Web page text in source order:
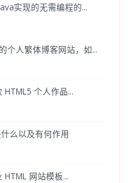
实现的无需编程的...
个人繁体博客网站，如...
个人作品...
么以及有何作用
HTML 网站模板...